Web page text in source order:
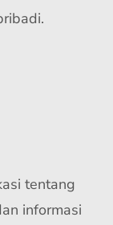
tentang
informasi